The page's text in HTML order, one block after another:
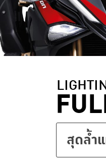
สุดล้ำ